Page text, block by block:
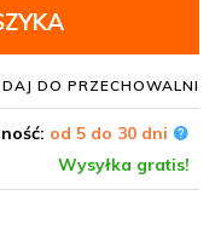
DO PRZECHOWALNI
od 5 do 30 dni
Wysyłka gratis!